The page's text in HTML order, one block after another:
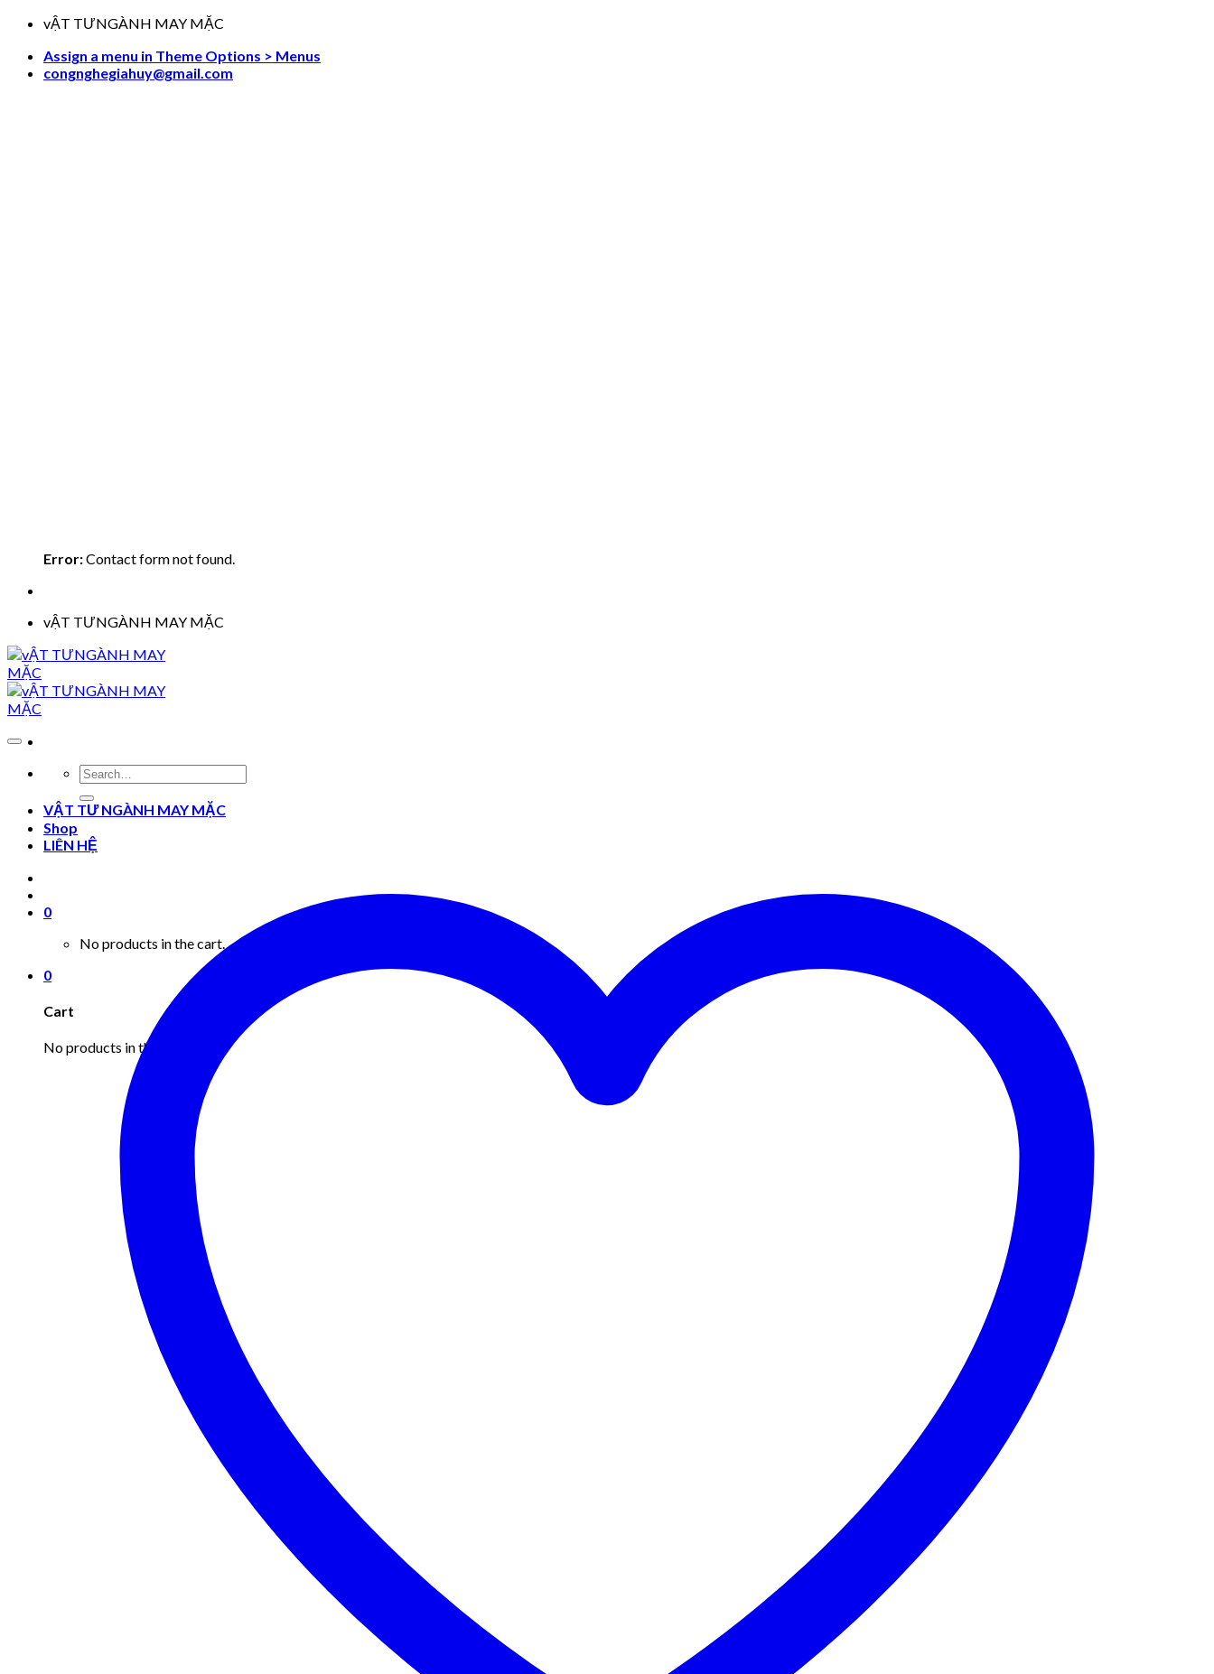
Skip
content
vẬT TƯNGÀNH MAY MẶC
Assign a menu in Theme Options > Menus
congnghegiahuy@gmail.com
Error:Contact form not found.
vẬT TƯNGÀNH MAY MẶC
Search
for:
VẬT TƯ NGÀNH MAY MẶC
Shop
LIÊN HỆ
0
No products in the cart.
0
Cart
No products in the cart.